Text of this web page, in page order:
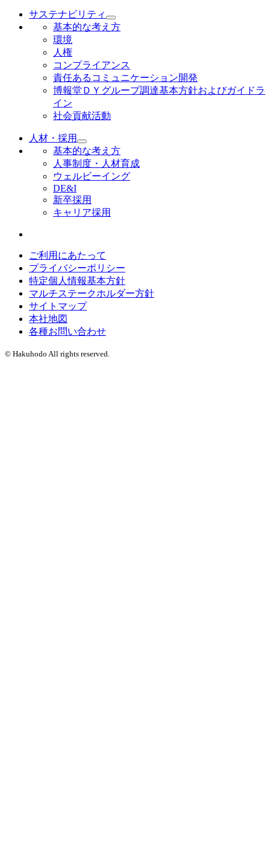
サステナビリティ
基本的な考え方
環境
人権
コンプライアンス
責任あるコミュニケーション開発
博報堂ＤＹグループ調達基本方針およびガイドラ
イン
社会貢献活動
人材・採用
基本的な考え方
人事制度・人材育成
ウェルビーイング
DE&I
新卒採用
キャリア採用
ご利用にあたって
プライバシーポリシー
特定個人情報基本方針
マルチステークホルダー方針
サイトマップ
本社地図
各種お問い合わせ
© Hakuhodo All rights reserved.